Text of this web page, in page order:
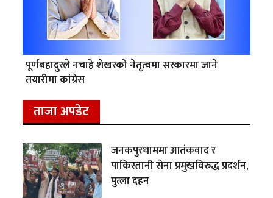
पूर्णबहादुरले नचाहे शेखरको नेतृत्वमा सरकारमा जाने
तयारीमा कांग्रेस
ताजा अपडेट
जनकपुरधाममा आतंकवाद र
पाकिस्तानी सेना प्रमुखविरुद्ध प्रदर्शन,
पुत्ला दहन